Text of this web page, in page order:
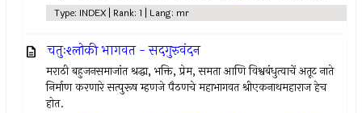
Type: INDEX | Rank: 1 | Lang: mr
चतुःश्लोकी भागवत - सदगुरुवंदन
मराठी बहुजनसमाजांत श्रद्धा, भक्ति, प्रेम, समता आणि विश्वबंधुत्वाचें अतूट नाते
निर्माण करणारे सत्पुरूष म्हणजे पैठणचे महाभागवत श्रीएकनाथमहाराज हेच
होत.